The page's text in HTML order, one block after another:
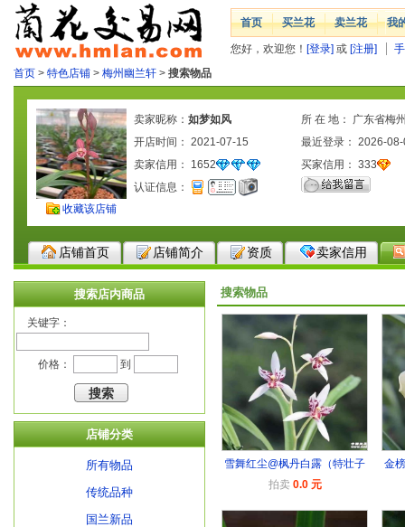
首页 买兰花 卖兰花 我
您好，欢迎您！ [登录] 或 [注册]
首页 > 特色店铺 > 梅州幽兰轩 > 搜索物品
收藏该店铺
卖家昵称： 如梦如风
所 在 地： 广东省梅
开店时间： 2021-07-15
最近登录： 2026-
卖家信用： 1652 买家信用： 333
认证信息：
店铺首页 店铺简介 资质 卖家信用
搜索店内商品
关键字：
价格： 到
店铺分类
所有物品
传统品种
国兰新品
搜索物品
雪舞红尘@枫丹白露（特壮子
拍卖 0.0 元
金